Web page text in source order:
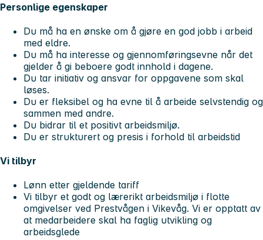
Personlige egenskaper
Du må ha en ønske om å gjøre en god jobb i arbeid
med eldre.
Du må ha interesse og gjennomføringsevne når det
gjelder å gi beboere godt innhold i dagene.
Du tar initiativ og ansvar for oppgavene som skal
løses.
Du er fleksibel og ha evne til å arbeide selvstendig og
sammen med andre.
Du bidrar til et positivt arbeidsmiljø.
Du er strukturert og presis i forhold til arbeidstid
Vi tilbyr
Lønn etter gjeldende tariff
Vi tilbyr et godt og lærerikt arbeidsmiljø i flotte
omgivelser ved Prestvågen i Vikevåg. Vi er opptatt av
at medarbeidere skal ha faglig utvikling og
arbeidsglede